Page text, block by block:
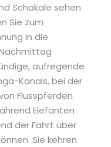
Schakale sehen
Sie zum
in die
aufregende
Kanals, bei der
Flusspferden
Elefanten
der Fahrt über
Sie kehren